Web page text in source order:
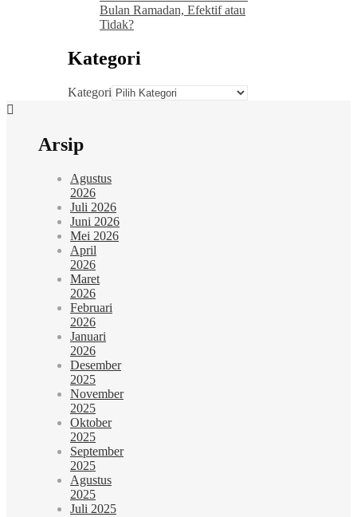
Bulan Ramadan, Efektif atau
Tidak?
Kategori
Kategori
Arsip
Agustus
2026
Juli 2026
Juni 2026
Mei 2026
April
2026
Maret
2026
Februari
2026
Januari
2026
Desember
2025
November
2025
Oktober
2025
September
2025
Agustus
2025
Juli 2025